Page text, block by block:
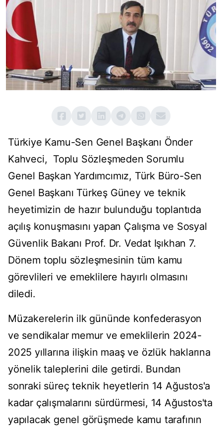
Türkiye Kamu-Sen Genel Başkanı Önder
Kahveci, Toplu Sözleşmeden Sorumlu
Genel Başkan Yardımcımız, Türk Büro-Sen
Genel Başkanı Türkeş Güney ve teknik
heyetimizin de hazır bulunduğu toplantıda
açılış konuşmasını yapan Çalışma ve Sosyal
Güvenlik Bakanı Prof. Dr. Vedat Işıkhan 7.
Dönem toplu sözleşmesinin tüm kamu
görevlileri ve emeklilere hayırlı olmasını
diledi.
Müzakerelerin ilk gününde konfederasyon
ve sendikalar memur ve emeklilerin 2024-
2025 yıllarına ilişkin maaş ve özlük haklarına
yönelik taleplerini dile getirdi. Bundan
sonraki süreç teknik heyetlerin 14 Ağustos'a
kadar çalışmalarını sürdürmesi, 14 Ağustos'ta
yapılacak genel görüşmede kamu tarafının